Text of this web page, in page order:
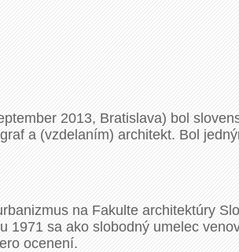
2013, Bratislava) bol
a (vzdelaním) architekt. Bol
na Fakulte architektúry
sa ako slobodný umelec
ocenení.